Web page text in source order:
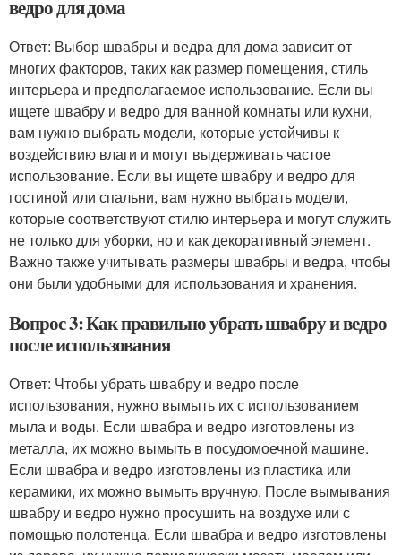
ведро для дома
Ответ: Выбор швабры и ведра для дома зависит от
многих факторов, таких как размер помещения, стиль
интерьера и предполагаемое использование. Если вы
ищете швабру и ведро для ванной комнаты или кухни,
вам нужно выбрать модели, которые устойчивы к
воздействию влаги и могут выдерживать частое
использование. Если вы ищете швабру и ведро для
гостиной или спальни, вам нужно выбрать модели,
которые соответствуют стилю интерьера и могут служить
не только для уборки, но и как декоративный элемент.
Важно также учитывать размеры швабры и ведра, чтобы
они были удобными для использования и хранения.
Вопрос 3: Как правильно убрать швабру и ведро
после использования
Ответ: Чтобы убрать швабру и ведро после
использования, нужно вымыть их с использованием
мыла и воды. Если швабра и ведро изготовлены из
металла, их можно вымыть в посудомоечной машине.
Если швабра и ведро изготовлены из пластика или
керамики, их можно вымыть вручную. После вымывания
швабру и ведро нужно просушить на воздухе или с
помощью полотенца. Если швабра и ведро изготовлены